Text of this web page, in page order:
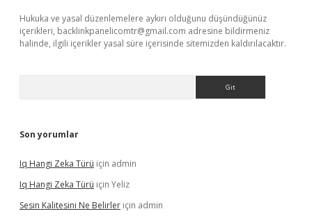
Hukuka ve yasal düzenlemelere aykırı olduğunu düşündüğünüz
içerikleri, backlinkpanelicomtr@gmail.com adresine bildirmeniz
halinde, ilgili içerikler yasal süre içerisinde sitemizden kaldırılacaktır.
Son yorumlar
Iq Hangi Zeka Türü için admin
Iq Hangi Zeka Türü için Yeliz
Sesin Kalitesini Ne Belirler için admin